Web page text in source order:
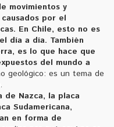
movimientos y
por el
. En Chile, esto no es
día a día. También
, es lo que hace que
del mundo a
geológico: es un tema de
de Nazca, la placa
Sudamericana,
en forma de